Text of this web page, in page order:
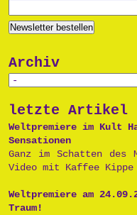
Archiv
letzte Artikel
Weltpremiere im Kult
Sensationen
Ganz im Schatten
Video mit Kaffee Kippe
Weltpremiere am
Traum!